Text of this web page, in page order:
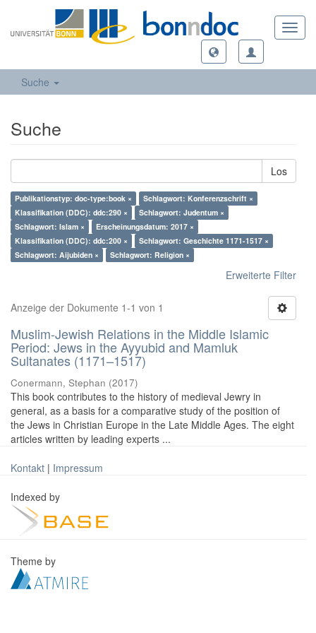
Suche
Suche
Los
Publikationstyp: doc-type:book ×
Schlagwort: Konferenzschrift ×
Klassifikation (DDC): ddc:290 ×
Schlagwort: Judentum ×
Schlagwort: Islam ×
Erscheinungsdatum: 2017 ×
Klassifikation (DDC): ddc:200 ×
Schlagwort: Geschichte 1171-1517 ×
Schlagwort: Aijubiden ×
Schlagwort: Religion ×
Erweiterte Filter
Anzeige der Dokumente 1-1 von 1
Muslim-Jewish Relations in the Middle Islamic
Period: Jews in the Ayyubid and Mamluk
Sultanates (1171–1517)
Conermann, Stephan (2017)
This book contributes to the history of medieval Jewry in
general, as a basis for a comparative study of the position of
the Jews in Christian Europe in the Late Middle Ages. The eight
articles written by leading experts ...
Kontakt | Impressum
Indexed by
Theme by